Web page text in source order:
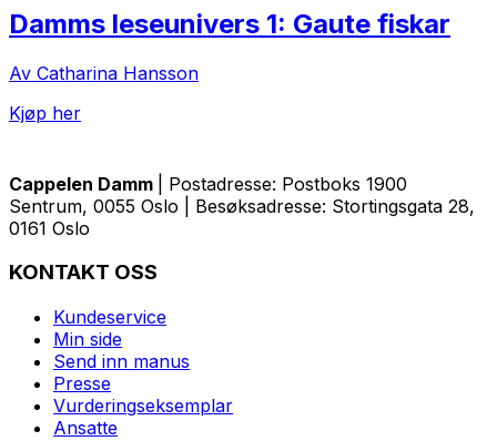
Damms leseunivers 1: Gaute fiskar
Av Catharina Hansson
Kjøp her
Cappelen Damm
| Postadresse: Postboks 1900
Sentrum, 0055 Oslo | Besøksadresse: Stortingsgata 28,
0161 Oslo
KONTAKT OSS
Kundeservice
Min side
Send inn manus
Presse
Vurderingseksemplar
Ansatte